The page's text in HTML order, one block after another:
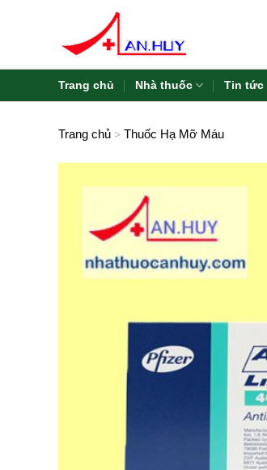
Trang chủ Nhà thuốc Tin tức
Trang chủ > Thuốc Hạ Mỡ Máu